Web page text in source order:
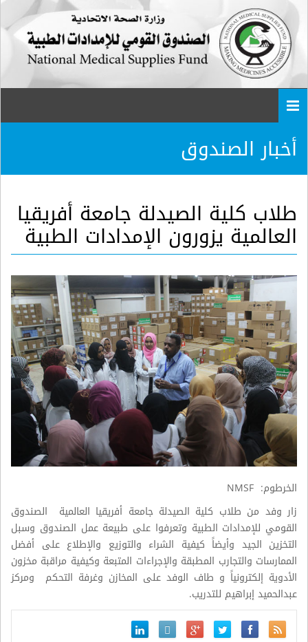
أخبار الصندوق
طلاب كلية الصيدلة جامعة أفريقيا
العالمية يزورون الإمدادات الطبية
الخرطوم: NMSF
زار وفد من طلاب كلية الصيدلة جامعة أفريقيا العالمية الصندوق
القومي للإمدادات الطبية وتعرفوا على طبيعة عمل الصندوق وسبل
التخزين الجيد وأيضاً كيفية الشراء والتوزيع والإطلاع على أفضل
الممارسات والتجارب المطبقة والإجراءات المتبعة وكيفية مراقبة مخزون
الأدوية إلكترونياً و طاف الوفد على المخازن وغرفة التحكم ومركز
عبدالحميد إبراهيم للتدريب.